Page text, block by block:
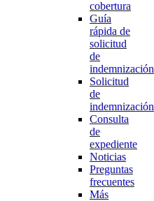
cobertura
Guía
rápida de
solicitud
de
indemnización
Solicitud
de
indemnización
Consulta
de
expediente
Noticias
Preguntas
frecuentes
Más